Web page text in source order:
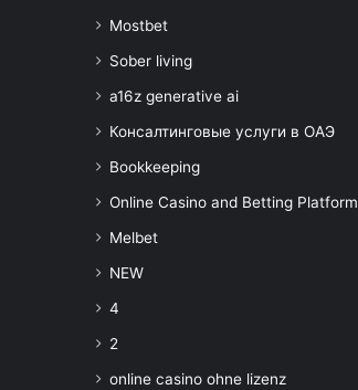
Mostbet
Sober living
a16z generative ai
Консалтинговые услуги в ОАЭ
Bookkeeping
Online Casino and Betting Platform
Melbet
NEW
4
2
online casino ohne lizenz